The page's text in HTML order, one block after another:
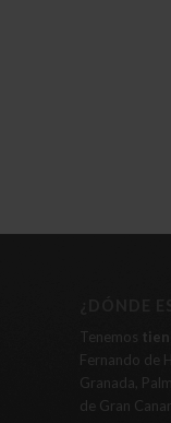
Tenemos
Fernando de
Granada,
de Gran